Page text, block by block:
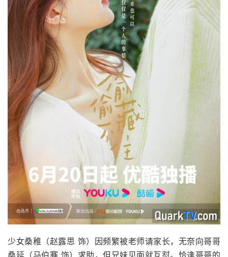
少女桑稚（赵露思 饰）因频繁被老师请家长，无奈向哥哥
桑延（马伯骞 饰）求助，但兄妹见面就互怼。恰逢哥哥的